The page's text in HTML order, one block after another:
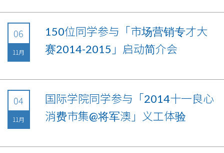
06
11月
150位同学参与「市场营销专才大
赛2014-2015」启动简介会
04
11月
国际学院同学参与「2014十一良心
消费市集@将军澳」义工体验